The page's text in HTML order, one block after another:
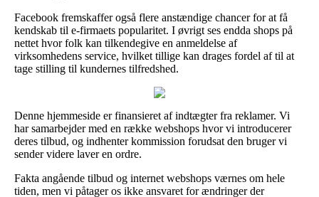
Facebook fremskaffer også flere anstændige chancer for at få
kendskab til e-firmaets popularitet. I øvrigt ses endda shops på
nettet hvor folk kan tilkendegive en anmeldelse af
virksomhedens service, hvilket tillige kan drages fordel af til at
tage stilling til kundernes tilfredshed.
Denne hjemmeside er finansieret af indtægter fra reklamer. Vi
har samarbejder med en række webshops hvor vi introducerer
deres tilbud, og indhenter kommission forudsat den bruger vi
sender videre laver en ordre.
Fakta angående tilbud og internet webshops værnes om hele
tiden, men vi påtager os ikke ansvaret for ændringer der